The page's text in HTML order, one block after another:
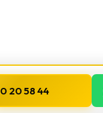
20 58 44